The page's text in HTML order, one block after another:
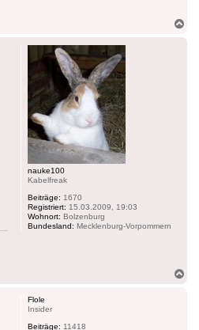
nauke100
Kabelfreak
Beiträge: 1670
Registriert: 15.03.2009, 19:03
Wohnort: Bolzenburg
Bundesland: Mecklenburg-Vorpommern
Flole
Insider
Beiträge: 11418